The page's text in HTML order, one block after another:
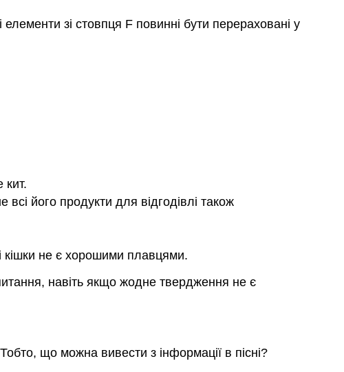
зі стовпця F повинні бути перераховані у
кит.
його продукти для відгодівлі також
не є хорошими плавцями.
навіть якщо жодне твердження не є
що можна вивести з інформації в пісні?